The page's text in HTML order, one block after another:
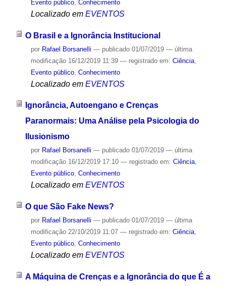
Evento público, Conhecimento
Localizado em EVENTOS
O Brasil e a Ignorância Institucional
por Rafael Borsanelli — publicado01/07/2019 — última
modificação16/12/2019 11:39 — registrado em: Ciência,
Evento público, Conhecimento
Localizado em EVENTOS
Ignorância, Autoengano e Crenças
Paranormais: Uma Análise pela Psicologia do
Ilusionismo
por Rafael Borsanelli — publicado01/07/2019 — última
modificação16/12/2019 17:10 — registrado em: Ciência,
Evento público, Conhecimento
Localizado em EVENTOS
O que São Fake News?
por Rafael Borsanelli — publicado01/07/2019 — última
modificação22/10/2019 11:07 — registrado em: Ciência,
Evento público, Conhecimento
Localizado em EVENTOS
A Máquina de Crenças e a Ignorância do que É a